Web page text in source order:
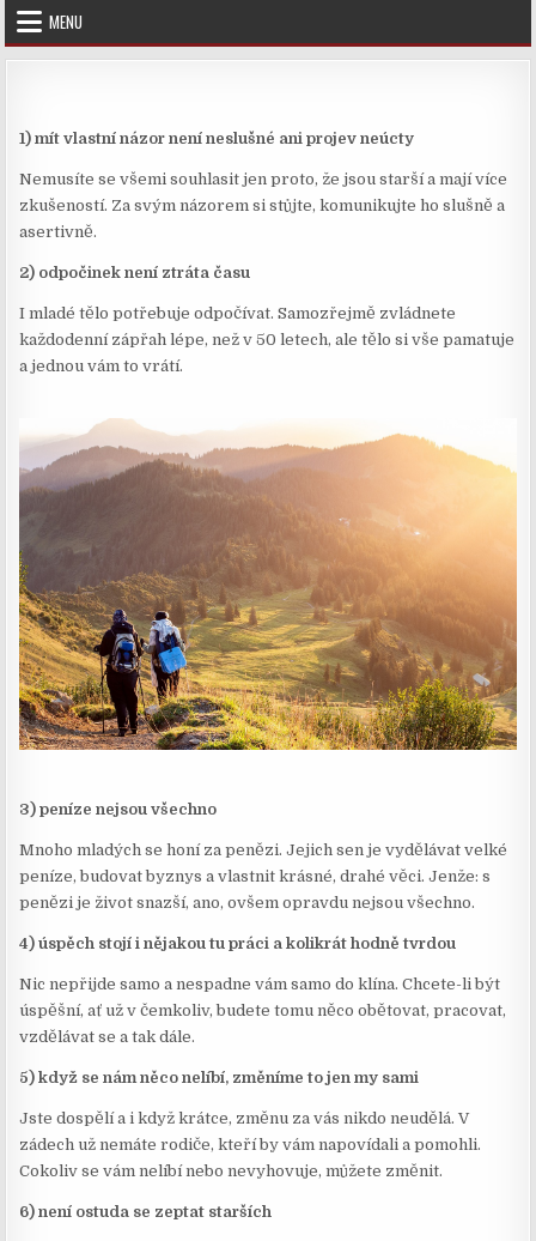
Skip
content
MENU
1) mít vlastní názor není neslušné ani projev neúcty
Nemusíte se všemi souhlasit jen proto, že jsou starší a mají více
zkušeností. Za svým názorem si stůjte, komunikujte ho slušně a
asertivně.
2) odpočinek není ztráta času
I mladé tělo potřebuje odpočívat. Samozřejmě zvládnete
každodenní zápřah lépe, než v 50 letech, ale tělo si vše pamatuje
a jednou vám to vrátí.
3) peníze nejsou všechno
Mnoho mladých se honí za penězi. Jejich sen je vydělávat velké
peníze, budovat byznys a vlastnit krásné, drahé věci. Jenže: s
penězi je život snazší, ano, ovšem opravdu nejsou všechno.
4) úspěch stojí i nějakou tu práci a kolikrát hodně tvrdou
Nic nepřijde samo a nespadne vám samo do klína. Chcete-li být
úspěšní, ať už v čemkoliv, budete tomu něco obětovat, pracovat,
vzdělávat se a tak dále.
5) když se nám něco nelíbí, změníme to jen my sami
Jste dospělí a i když krátce, změnu za vás nikdo neudělá. V
zádech už nemáte rodiče, kteří by vám napovídali a pomohli.
Cokoliv se vám nelíbí nebo nevyhovuje, můžete změnit.
6) není ostuda se zeptat starších